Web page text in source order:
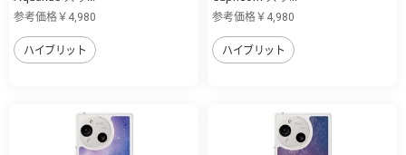
参考価格￥4,980
ハイブリット
参考価格￥4,980
ハイブリット